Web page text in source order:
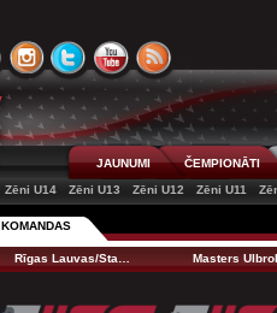
JAUNUMI
ČEMPIONĀTI
Zēni U14 Zēni U13 Zēni U12 Zēni U11
KOMANDAS
Rīgas Lauvas/Sta… Masters